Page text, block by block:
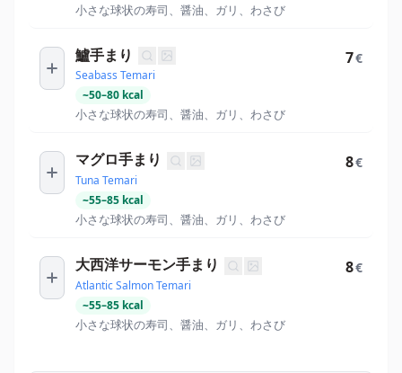
小さな球状の寿司、醤油、ガリ、わさび
鱸手まり
Seabass Temari
~50–80 kcal
小さな球状の寿司、醤油、ガリ、わさび
7€
マグロ手まり
Tuna Temari
~55–85 kcal
小さな球状の寿司、醤油、ガリ、わさび
8€
大西洋サーモン手まり
Atlantic Salmon Temari
~55–85 kcal
小さな球状の寿司、醤油、ガリ、わさび
8€